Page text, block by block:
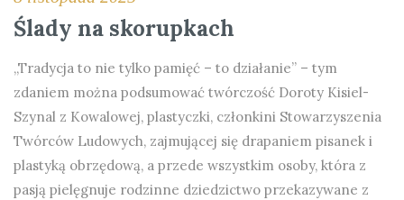
Ślady na skorupkach
„Tradycja to nie tylko pamięć – to działanie” – tym
zdaniem można podsumować twórczość Doroty Kisiel-
Szynal z Kowalowej, plastyczki, członkini Stowarzyszenia
Twórców Ludowych, zajmującej się drapaniem pisanek i
plastyką obrzędową, a przede wszystkim osoby, która z
pasją pielęgnuje rodzinne dziedzictwo przekazywane z